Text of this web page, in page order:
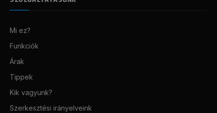
Mi ez?
Funkciók
Árak
Tippek
Kik vagyunk?
Szerkesztési irányelveink